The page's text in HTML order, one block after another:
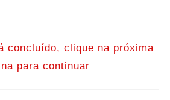
concluído, clique na próxima
para continuar